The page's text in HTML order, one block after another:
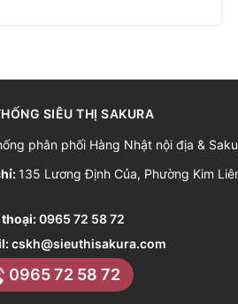
SIÊU THỊ SAKURA
phân phối Hàng Nhật nội địa &
135 Lương Định Của, Phường Kim
0965 72 58 72
cskh@sieuthisakura.com
0965 72 58 72